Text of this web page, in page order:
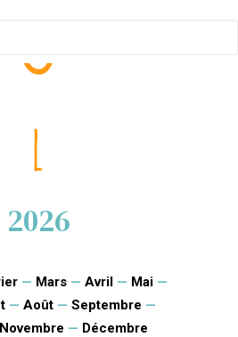
2026
— Mars — Avril — Mai —
— Août — Septembre —
Novembre — Décembre